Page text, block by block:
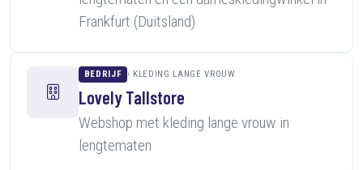
Frankfurt (Duitsland)
BEDRIJF KLEDING LANGE VROUW
Lovely Tallstore
Webshop met kleding lange vrouw in
lengtematen